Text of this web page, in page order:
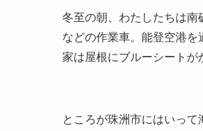
冬至の朝、わたしたちは南
などの作業車。能登空港
家は屋根にブルーシートが
ところが珠洲市にはいっ